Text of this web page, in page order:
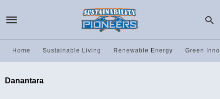
Home Sustainable Living Renewable Energy Green
Danantara